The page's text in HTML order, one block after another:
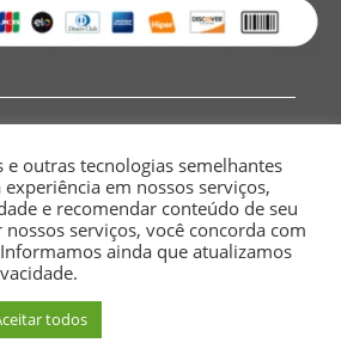
07.284.949/0001-00
e outras tecnologias semelhantes
em nossos serviços,
e recomendar conteúdo de seu
serviços, você concorda com
ainda que atualizamos
todos